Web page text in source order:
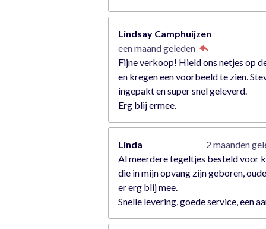
Lindsay Camphuijzen
een maand geleden
Fijne verkoop! Hield ons netjes op
en kregen een voorbeeld te zien.
ingepakt en super snel geleverd.
Erg blij ermee.
Linda
2 maanden
Al meerdere tegeltjes besteld voor
die in mijn opvang zijn geboren,
er erg blij mee.
Snelle levering, goede service, een